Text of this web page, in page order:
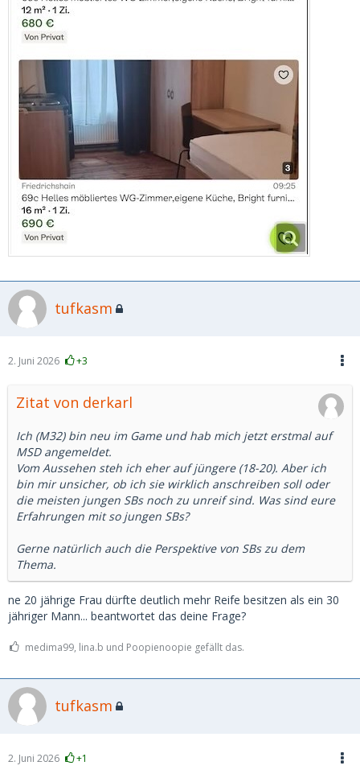
tufkasm
2. Juni 2026 +3
Zitat von derkarl
Ich (M32) bin neu im Game und hab mich jetzt erstmal auf
MSD angemeldet.
Vom Aussehen steh ich eher auf jüngere (18-20). Aber ich
bin mir unsicher, ob ich sie wirklich anschreiben soll oder
die meisten jungen SBs noch zu unreif sind. Was sind eure
Erfahrungen mit so jungen SBs?
Gerne natürlich auch die Perspektive von SBs zu dem
Thema.
ne 20 jährige Frau dürfte deutlich mehr Reife besitzen als ein 30
jähriger Mann... beantwortet das deine Frage?
medima99, lina.b und Poopienoopie gefällt das.
tufkasm
2. Juni 2026 +1